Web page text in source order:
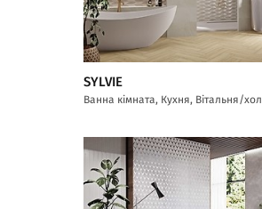
SYLVIE
Ванна кімната, Кухня, Вітальня/хол